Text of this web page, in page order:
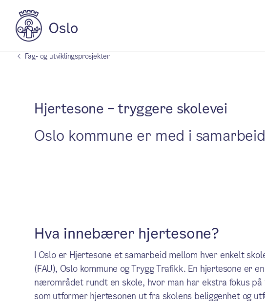
Fag- og utviklingsprosjekter
Hjertesone – tryggere skolevei
Oslo kommune er med i
Hva innebærer hjertesone?
I Oslo er Hjertesone et samarbeid mellom hver enkelt
(FAU), Oslo kommune og Trygg Trafikk. En hjertesone er
nærområdet rundt en skole, hvor man har ekstra fokus
som utformer hjertesonen ut fra skolens beliggenhet og